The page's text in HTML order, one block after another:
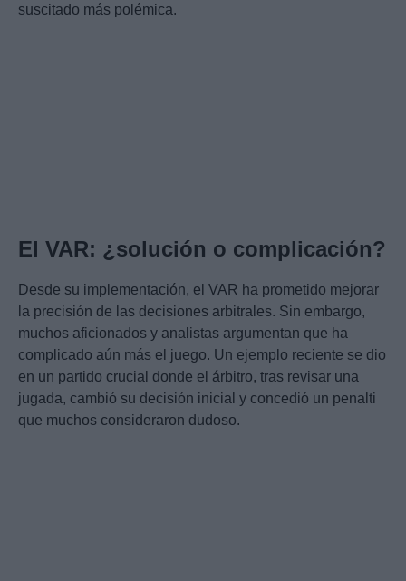
suscitado más polémica.
El VAR: ¿solución o complicación?
Desde su implementación, el VAR ha prometido mejorar
la precisión de las decisiones arbitrales. Sin embargo,
muchos aficionados y analistas argumentan que ha
complicado aún más el juego. Un ejemplo reciente se dio
en un partido crucial donde el árbitro, tras revisar una
jugada, cambió su decisión inicial y concedió un penalti
que muchos consideraron dudoso.